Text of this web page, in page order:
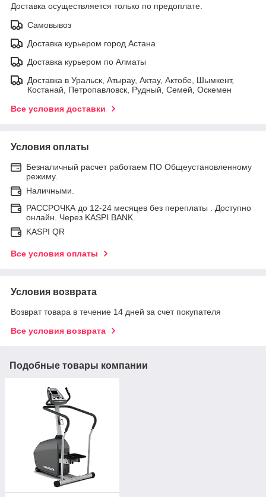
Доставка осуществляется только по предоплате.
Самовывоз
Доставка курьером город Астана
Доставка курьером по Алматы
Доставка в Уральск, Атырау, Актау, Актобе, Шымкент,
Костанай, Петропавловск, Рудный, Семей, Оскемен
Все условия доставки
Условия оплаты
Безналичный расчет работаем ПО Общеустановленному
режиму.
Наличными.
РАССРОЧКА до 12-24 месяцев без переплаты . Доступно
онлайн. Через KASPI BANK.
KASPI QR
Все условия оплаты
Условия возврата
Возврат товара в течение 14 дней за счет покупателя
Все условия возврата
Подобные товары компании